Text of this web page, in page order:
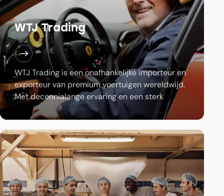
WTJ Trading
WTJ Trading is een onafhankelijke importeur en
exporteur van premium voertuigen wereldwijd.
Met decennialange ervaring en een sterk
internationaal netwerk opereren zij in een
nichemarkt waarin vertrouwen, snelheid en
toegang…